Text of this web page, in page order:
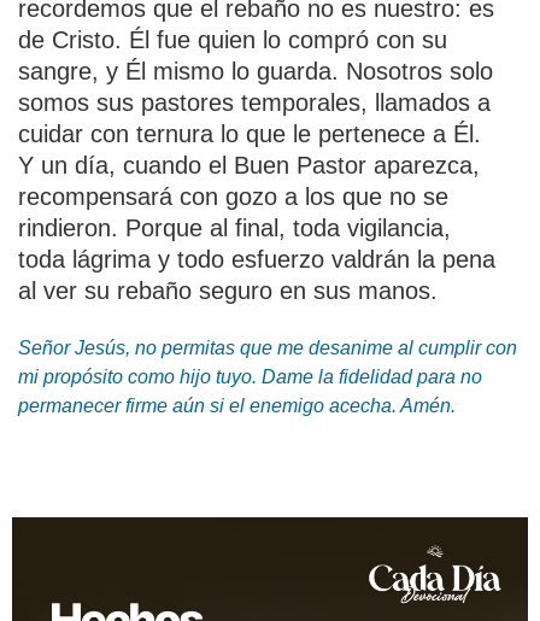
recordemos que el rebaño no es nuestro: es
de Cristo. Él fue quien lo compró con su
sangre, y Él mismo lo guarda. Nosotros solo
somos sus pastores temporales, llamados a
cuidar con ternura lo que le pertenece a Él.
Y un día, cuando el Buen Pastor aparezca,
recompensará con gozo a los que no se
rindieron. Porque al final, toda vigilancia,
toda lágrima y todo esfuerzo valdrán la pena
al ver su rebaño seguro en sus manos.
Señor Jesús, no permitas que me desanime al cumplir con
mi propósito como hijo tuyo. Dame la fidelidad para no
permanecer firme aún si el enemigo acecha. Amén.